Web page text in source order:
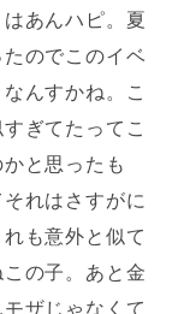
あんハピ。夏
のでこのイベ
んすかね。こ
ぎてたってこ
と思ったも
れはさすがに
も意外と似て
の子。あと金
ザじゃなくて